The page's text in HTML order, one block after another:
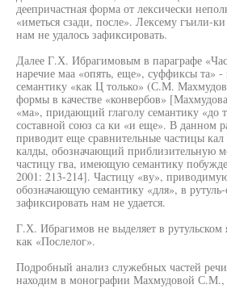
деепричастная форма от лексически
«иметься сзади, после». Лексему гъили-
нам не удалось зафиксировать.
Далее Г.Х. Ибрагимовым в параграфе
наречие маа «опять, еще», суффиксы та»
семантику «как Ц только» (С.М.
формы в качестве «конвербов»
«ма», придающий глаголу семантику «до
составной союз са ки «и еще». В данном
приводит еще сравнительные частицы кал
калды, обозначающий приблизительную
частицу гва, имеющую семантику
2001: 213-214]. Частицу «ву»,
обозначающую семантику «для», в
зафиксировать нам не удается.
Г.Х. Ибрагимов не выделяет в рутульском
как «Послелог».
Подробный анализ служебных частей речи
находим в монографии Махмудовой С.М.,